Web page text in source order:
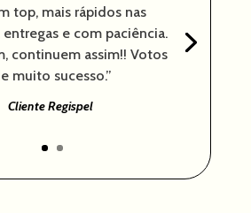
top, mais rápidos nas
entregas e com paciência.
continuem assim!! Votos
muito sucesso.”
Cliente Regispel